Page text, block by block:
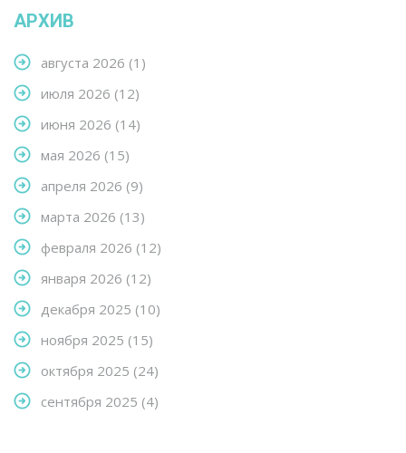
АРХИВ
августа 2026 (1)
июля 2026 (12)
июня 2026 (14)
мая 2026 (15)
апреля 2026 (9)
марта 2026 (13)
февраля 2026 (12)
января 2026 (12)
декабря 2025 (10)
ноября 2025 (15)
октября 2025 (24)
сентября 2025 (4)